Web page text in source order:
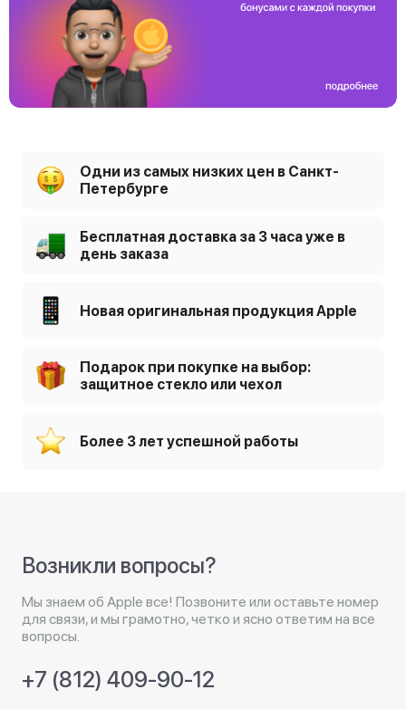
Одни из самых низких цен в Санкт-
Петербурге
Бесплатная доставка за 3 часа уже в
день заказа
Новая оригинальная продукция Apple
Подарок при покупке на выбор:
защитное стекло или чехол
Более 3 лет успешной работы
Возникли вопросы?
Мы знаем об Apple все! Позвоните или оставьте номер
для связи, и мы грамотно, четко и ясно ответим на все
вопросы.
+7 (812) 409-90-12